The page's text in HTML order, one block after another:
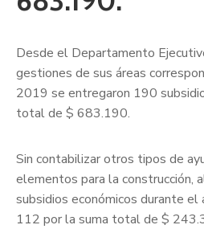
Desde el Departamento
gestiones de sus áreas
2019 se entregaron 190
total de $ 683.190.
Sin contabilizar otros tipos de
elementos para la construcción,
subsidios económicos durante el
112 por la suma total de $